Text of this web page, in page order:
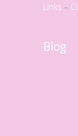
Links –
Blog